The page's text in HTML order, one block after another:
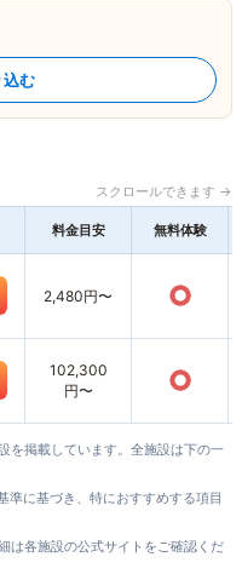
む
スクロールできます →
料金目安 無料体験
2,480円〜 ○
102,300
円〜
○
を掲載しています。全施設は下の一
に基づき、特におすすめする項目
は各施設の公式サイトをご確認くだ